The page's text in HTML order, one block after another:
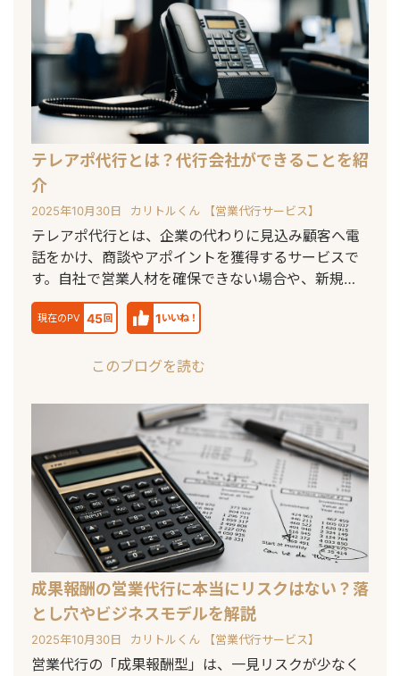
テレアポ代行とは？代行会社ができることを紹
介
2025年10月30日 カリトルくん 【営業代行サービス】
現在のPV 45 回 1いいね！
テレアポ代行とは、企業の代わりに見込み顧客へ電
話をかけ、商談やアポイントを獲得するサービスで
す。自社で営業人材を確保できない場合や、新規開
拓
このブログを読む
成果報酬の営業代行に本当にリスクはない？落
とし穴やビジネスモデルを解説
2025年10月30日 カリトルくん 【営業代行サービス】
営業代行の「成果報酬型」は、一見リスクが少なく